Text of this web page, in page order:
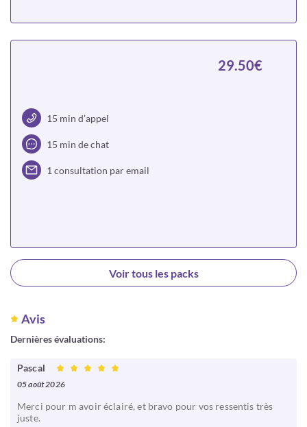
15 min d’appel
15 min de chat
1 consultation par email
29.50€
Choisir
Voir tous les packs
Avis
Dernières évaluations:
Pascal
05 août 2026
Merci pour m avoir éclairé, et bravo pour vos ressentis très
juste.